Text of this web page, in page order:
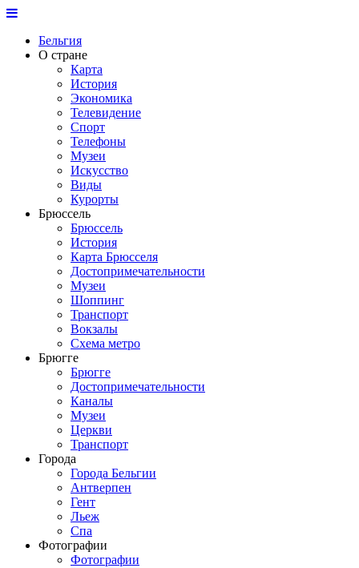
Бельгия
О стране
Карта
История
Экономика
Телевидение
Спорт
Телефоны
Музеи
Искусство
Виды
Курорты
Брюссель
Брюссель
История
Карта Брюсселя
Достопримечательности
Музеи
Шоппинг
Транспорт
Вокзалы
Схема метро
Брюгге
Брюгге
Достопримечательности
Каналы
Музеи
Церкви
Транспорт
Города
Города Бельгии
Антверпен
Гент
Льеж
Спа
Фотографии
Фотографии